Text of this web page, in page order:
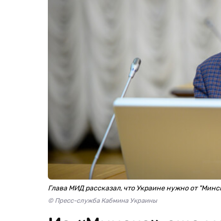
Глава МИД рассказал, что Украине нужно от
© Пресс-служба Кабмина Украины